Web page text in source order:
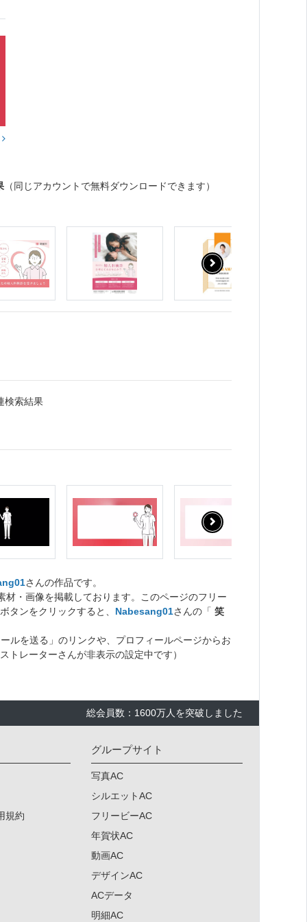
（同じアカウントで無料ダウンロードできます）
検索結果
さんの作品です。
・画像を掲載しております。このページのフリー
タンをクリックすると、 Nabesang01さんの「 笑
ルを送る」のリンクや、プロフィールページからお
トレーターさんが非表示の設定中です）
総会員数：1600万人を突破しました
規約
グループサイト
写真AC
シルエットAC
フリービーAC
年賀状AC
動画AC
デザインAC
ACデータ
明細AC